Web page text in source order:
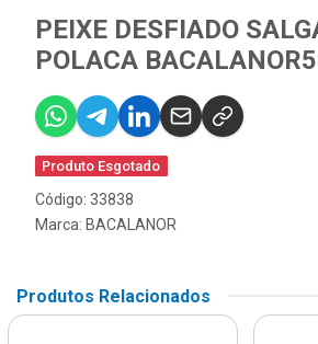
PEIXE DESFIADO
POLACA
Produto Esgotado
Código: 33838
Marca: BACALANOR
Produtos Relacionados